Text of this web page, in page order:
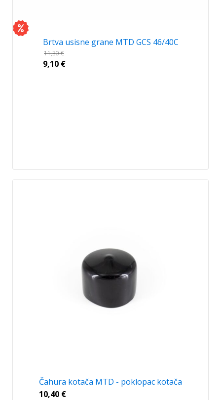
Brtva usisne grane MTD GCS 46/40C
11,30€
9,10 €
Čahura kotača MTD - poklopac kotača
10,40 €